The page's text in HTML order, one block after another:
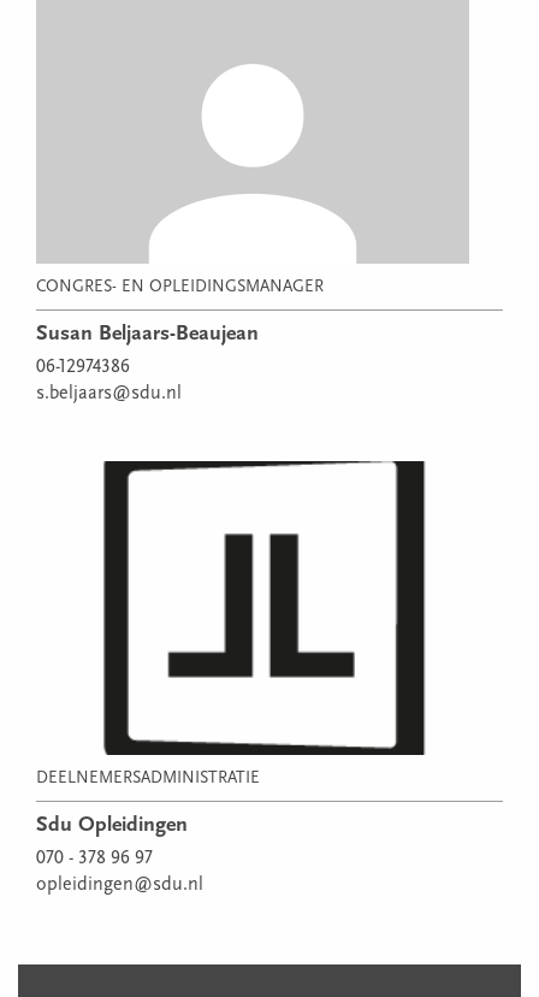
CONGRES- EN OPLEIDINGSMANAGER
Susan Beljaars-Beaujean
06-12974386
s.beljaars@sdu.nl
DEELNEMERSADMINISTRATIE
Sdu Opleidingen
070 - 378 96 97
opleidingen@sdu.nl